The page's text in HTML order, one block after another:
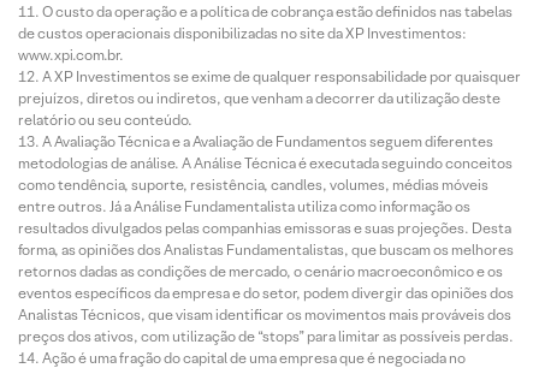
O custo da operação e a política de cobrança estão definidos nas tabelas
de custos operacionais disponibilizadas no site da XP Investimentos:
www.xpi.com.br.
A XP Investimentos se exime de qualquer responsabilidade por quaisquer
prejuízos, diretos ou indiretos, que venham a decorrer da utilização deste
relatório ou seu conteúdo.
A Avaliação Técnica e a Avaliação de Fundamentos seguem diferentes
metodologias de análise. A Análise Técnica é executada seguindo conceitos
como tendência, suporte, resistência, candles, volumes, médias móveis
entre outros. Já a Análise Fundamentalista utiliza como informação os
resultados divulgados pelas companhias emissoras e suas projeções. Desta
forma, as opiniões dos Analistas Fundamentalistas, que buscam os melhores
retornos dadas as condições de mercado, o cenário macroeconômico e os
eventos específicos da empresa e do setor, podem divergir das opiniões dos
Analistas Técnicos, que visam identificar os movimentos mais prováveis dos
preços dos ativos, com utilização de “stops” para limitar as possíveis perdas.
Ação é uma fração do capital de uma empresa que é negociada no